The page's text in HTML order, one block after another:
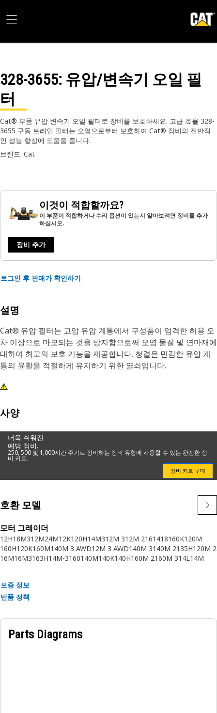
328-3655: 유압/변속기 오일 필
터
Cat® 부품 유압 변속기 오일 필터로 장비를 보호하세요. 고급 효율 328-
3655 구동 트레인 필터는 오염으로부터 보호하여 Cat® 장비의 전반적
인 성능 향상에 도움을 줍니다.
브랜드: Cat
이것이 적합할까요?
이 부품이 적합하거나 수리 옵션이 있는지 알아보려면 장비를 추가
하십시오.
장비 추가
로그인 후 판매가 확인하기
설명
Cat® 유압 필터는 고압 유압 계통에서 구성품이 엄격한 허용 오
차 이상으로 마모되는 것을 방지함으로써 오염 물질 및 연마재에
대하여 최고의 보호 기능을 제공합니다. 청결은 민감한 유압 계
통의 윤활을 적절하게 유지하기 위한 열쇠입니다.
사양
더욱 쉬워진
예방 정비.
250, 500 및 1,000시간 주기로 정비하는 장비 유형에 사용할 수 있는 완전한 정
비 키트.
정비 키트 구매
호환 모델
모터 그레이더
12H18M312M24M12K120H14M312M 312M 2161418160K120M
160H120K160M140M 3 AWD12M 3 AWD140M 3140M 2135H120M 2
16M16M3163H14M-3160140M140K140H160M 2160M 314L14M
보증 정보
반품 정책
Parts Diagrams